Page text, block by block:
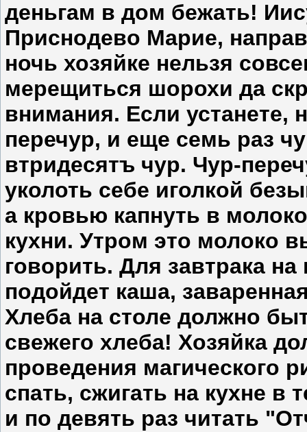
деньгам в дом бежать!
Приснодево Марие,
ночь хозяйке нельзя
мерещиться шорохи да
внимания. Если устанете,
перечур, и еще семь раз
втридесятъ чур. Чур-
уколоть себе иголкой
а кровью капнуть в
кухни. Утром это молоко
говорить. Для завтрака
подойдет каша,
Хлеба на столе должно
свежего хлеба! Хозяйка
проведения магического
спать, сжигать на кухне в
и по девять раз читать